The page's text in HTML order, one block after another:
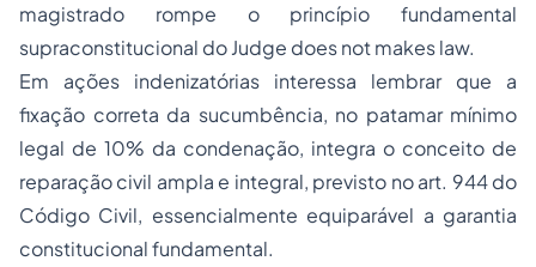
magistrado rompe o princípio fundamental
supraconstitucional do Judge does not makes law.
Em ações indenizatórias interessa lembrar que a
fixação correta da sucumbência, no patamar mínimo
legal de 10% da condenação, integra o conceito de
reparação civil ampla e integral, previsto no art. 944 do
Código Civil, essencialmente equiparável a garantia
constitucional fundamental.